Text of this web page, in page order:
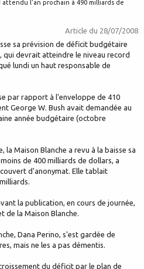
l'an prochain à 490 milliards de
Article du 28/07/2008
sa prévision de déficit budgétaire
qui devrait atteindre le niveau record
lundi un haut responsable de
par rapport à l'enveloppe de 410
George W. Bush avait demandée au
année budgétaire (octobre
la Maison Blanche a revu à la baisse sa
de 400 milliards de dollars, a
d'anonymat. Elle tablait
la publication, en cours de journée,
la Maison Blanche.
Dana Perino, s'est gardée de
mais ne les a pas démentis.
du déficit par le plan de